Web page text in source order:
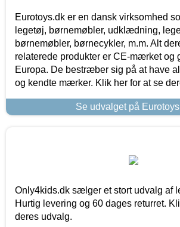
Eurotoys.dk er en dansk virksomhed
legetøj, børnemøbler, udklædning,
børnemøbler, børnecykler, m.m. Alt
relaterede produkter er CE-mærket og
Europa. De bestræber sig på at have
og kendte mærker. Klik her for at se
Se udvalget på
Only4kids.dk sælger et stort udvalg af
Hurtig levering og 60 dages returret.
deres udvalg.